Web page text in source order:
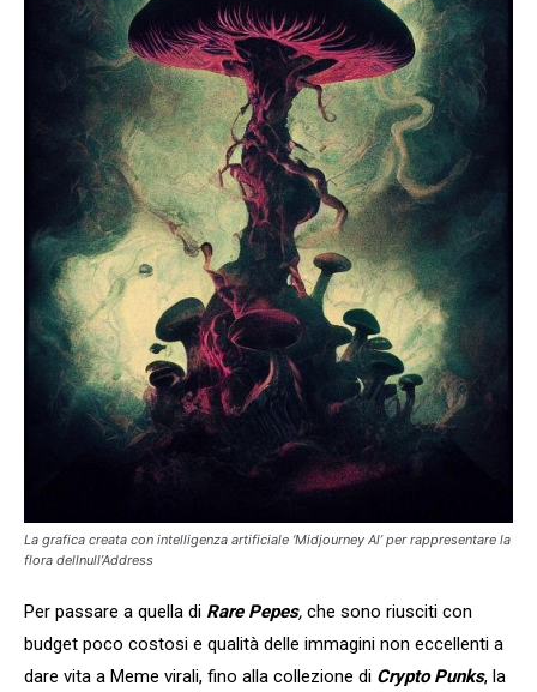
La grafica creata con intelligenza artificiale ‘Midjourney Al’ per rappresentare la
flora dellnull’Address
Per passare a quella di Rare Pepes, che sono riusciti con
budget poco costosi e qualità delle immagini non eccellenti a
dare vita a Meme virali, fino alla collezione di Crypto Punks, la